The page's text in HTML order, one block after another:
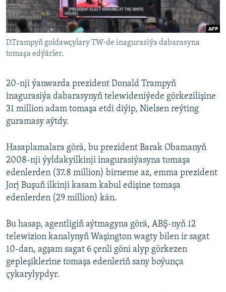
D.Trampyň goldawçylary TW-de inagurasiýa dabarasyna
tomaşa edýärler.
20-nji ýanwarda prezident Donald Trampyň
inagurasiýa dabarasynyň telewideniýede görkezilişine
31 million adam tomaşa etdi diýip, Nielsen reýting
guramasy aýtdy.
Hasaplamalara görä, bu prezident Barak Obamanyň
2008-nji ýyldakyilkinji inagurasiýasyna tomaşa
edenlerden (37.8 million) birneme az, emma prezident
Jorj Buşuň ilkinji kasam kabul edişine tomaşa
edenlerden (29 million) kän.
Bu hasap, agentligiň aýtmagyna görä, ABŞ-nyň 12
telewizion kanalynyň Waşington wagty bilen ir sagat
10-dan, agşam sagat 6 çenli göni alyp görkezen
gepleşiklerine tomaşa edenleriň sany boýunça
çykarylypdyr.